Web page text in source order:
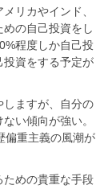
リカやインド、
の自己投資をし
程度しか自己投
投資をする予定が
しますが、自分の
い傾向が強い。
偏重主義の風潮が
ための貴重な手段